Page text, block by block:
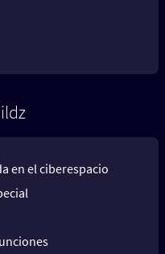
en el ciberespacio